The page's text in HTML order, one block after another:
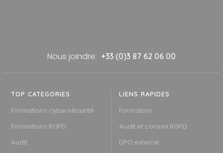
Nous joindre: +33 (0)3 87 62 06 00
TOP CATEGORIES
Formations cybersécurité
Formations RGPD
Audit
LIENS RAPIDES
Formation
Audit et conseil RGPD
DPO externe